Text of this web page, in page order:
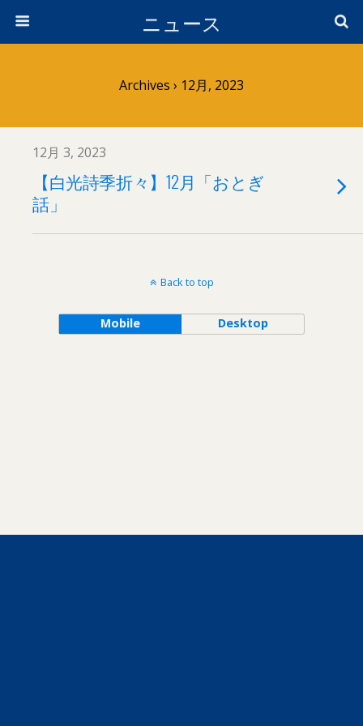
ニュース
Archives › 12月, 2023
12月 3, 2023
【白光詩季折々】12月「おとぎ
話」
Back to top
Mobile Desktop